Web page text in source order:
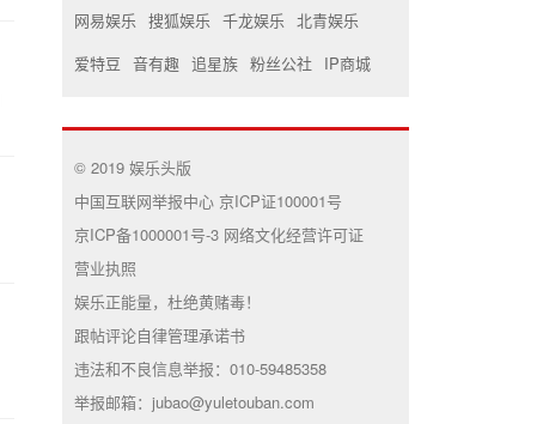
网易娱乐 搜狐娱乐 千龙娱乐 北青娱乐
爱特豆 音有趣 追星族 粉丝公社 IP商城
© 2019 娱乐头版
中国互联网举报中心 京ICP证100001号
京ICP备1000001号-3 网络文化经营许可证
营业执照
娱乐正能量，杜绝黄赌毒！
跟帖评论自律管理承诺书
违法和不良信息举报：010-59485358
举报邮箱：jubao@yuletouban.com